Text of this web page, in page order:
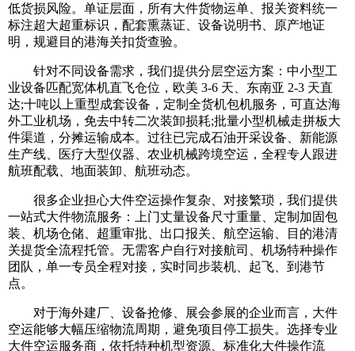
低货损风险。单证层面，所有大件货物运单、报关资料统一
标注超大超重标识，配套熏蒸证、设备说明书、原产地证
明，规避目的港海关扣货查验。
针对不同设备需求，我们提供分层空运方案：中小型工
业设备匹配宽体机直飞仓位，欧美 3-6 天、东南亚 2-3 天直
达;十吨以上重型成套设备，定制全货机包机服务，可直达海
外工业机场，免去中转二次装卸损耗;批量小型机械走拼板大
件渠道，分摊运输成本。过往已完成石油开采设备、新能源
生产线、医疗大型仪器、农业机械跨境空运，全程专人跟进
航班配载、地面装卸、航班动态。
很多企业担心大件空运操作复杂、对接繁琐，我们提供
一站式大件物流服务：上门丈量设备尺寸重量、定制加固包
装、机场仓储、超重审批、出口报关、航空运输、目的港清
关提货全流程托管。无需客户自行对接航司、机场特种操作
团队，单一专员全程对接，实时同步装机、起飞、到港节
点。
对于海外建厂、设备抢修、展会参展的企业而言，大件
空运能够大幅压缩物流周期，避免项目停工损失。选择专业
大件空运服务商，依托特种机型资源、标准化大件操作流